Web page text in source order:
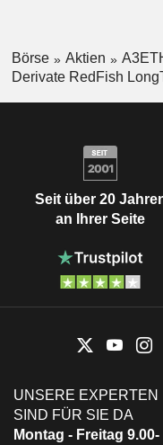
Börse Aktien
Derivate RedFish
Seit über 20
an Ihrer Seite
UNSERE EXPERTEN
SIND FÜR SIE DA
Montag - Freitag 9.00-